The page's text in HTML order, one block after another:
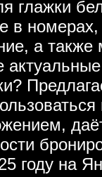
глажки
в
а также
году на